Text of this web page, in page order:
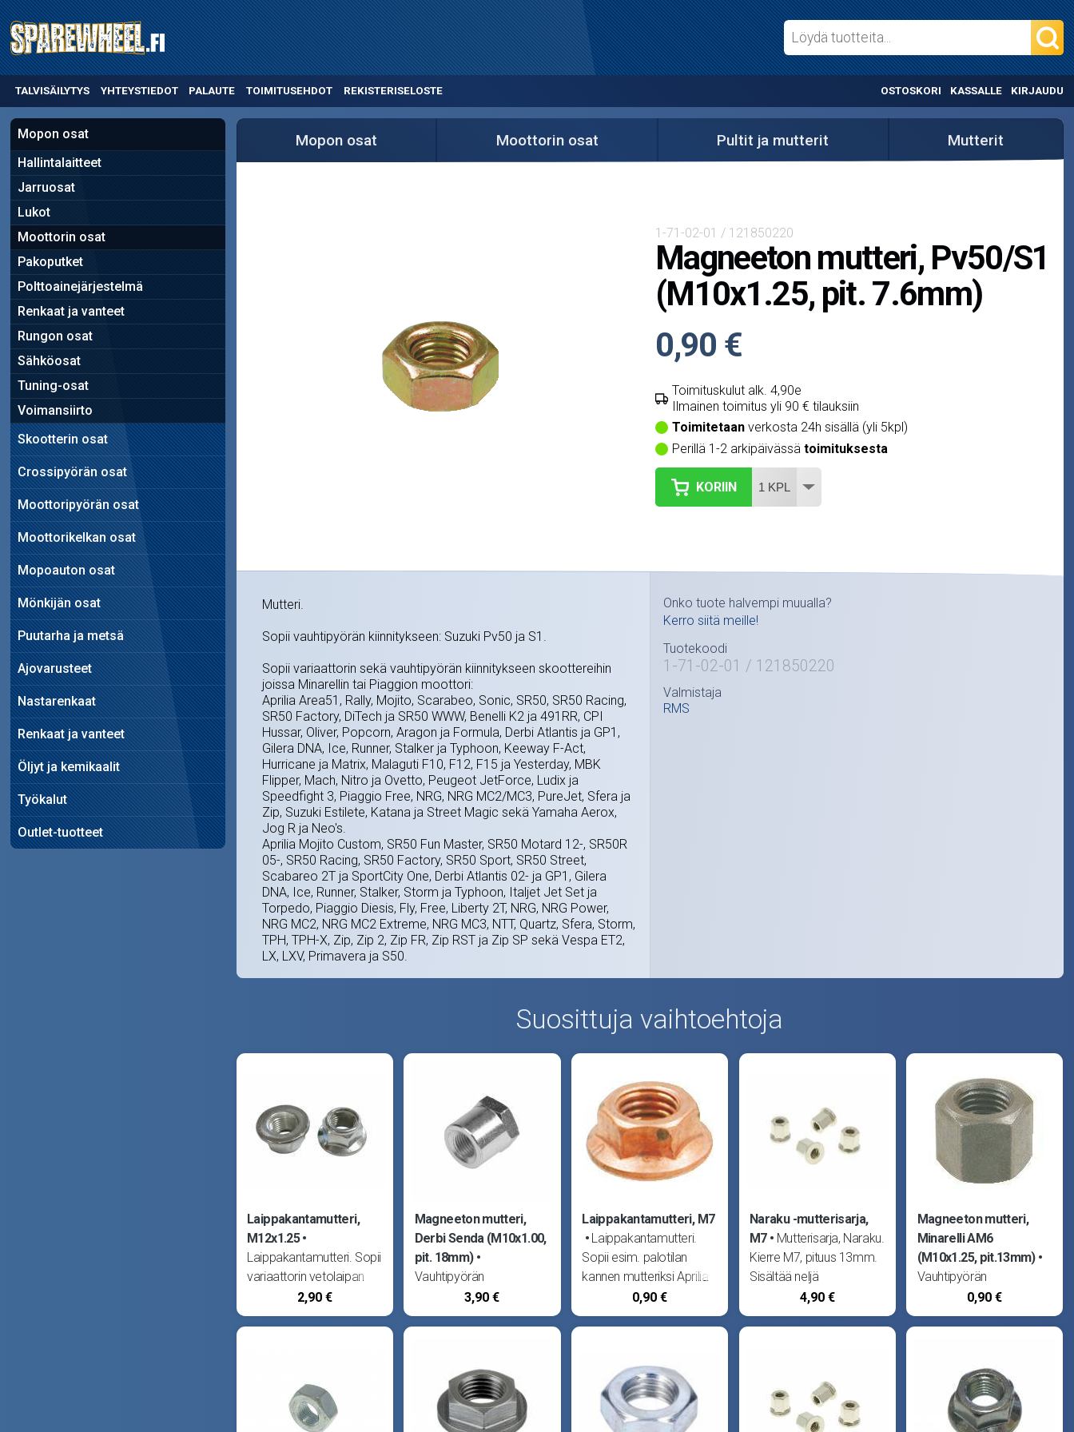
TALVISÄILYTYS YHTEYSTIEDOT PALAUTE TOIMITUSEHDOT REKISTERISELOSTE OSTOSKORI KASSALLE KIRJAUDU
Mopon osat
Hallintalaitteet
Jarruosat
Lukot
Moottorin osat
Pakoputket
Polttoainejärjestelmä
Renkaat ja vanteet
Rungon osat
Sähköosat
Tuning-osat
Voimansiirto
Skootterin osat
Crossipyörän osat
Moottoripyörän osat
Moottorikelkan osat
Mopoauton osat
Mönkijän osat
Puutarha ja metsä
Ajovarusteet
Nastarenkaat
Renkaat ja vanteet
Öljyt ja kemikaalit
Työkalut
Outlet-tuotteet
Mopon osat Moottorin osat Pultit ja mutterit Mutterit
1-71-02-01 / 121850220
Magneeton mutteri, Pv50/S1
(M10x1.25, pit. 7.6mm)
0,90 €
Toimituskulut alk. 4,90e
Ilmainen toimitus yli 90 € tilauksiin
Toimitetaanverkosta 24h sisällä (yli 5kpl)
Perillä 1-2 arkipäivässä toimituksesta
KORIIN
Mutteri.
Sopii vauhtipyörän kiinnitykseen: Suzuki Pv50 ja S1.
Sopii variaattorin sekä vauhtipyörän kiinnitykseen skoottereihin
joissa Minarellin tai Piaggion moottori:
Aprilia Area51, Rally, Mojito, Scarabeo, Sonic, SR50, SR50 Racing,
SR50 Factory, DiTech ja SR50 WWW, Benelli K2 ja 491RR, CPI
Hussar, Oliver, Popcorn, Aragon ja Formula, Derbi Atlantis ja GP1,
Gilera DNA, Ice, Runner, Stalker ja Typhoon, Keeway F-Act,
Hurricane ja Matrix, Malaguti F10, F12, F15 ja Yesterday, MBK
Flipper, Mach, Nitro ja Ovetto, Peugeot JetForce, Ludix ja
Speedfight 3, Piaggio Free, NRG, NRG MC2/MC3, PureJet, Sfera ja
Zip, Suzuki Estilete, Katana ja Street Magic sekä Yamaha Aerox,
Jog R ja Neo's.
Aprilia Mojito Custom, SR50 Fun Master, SR50 Motard 12-, SR50R
05-, SR50 Racing, SR50 Factory, SR50 Sport, SR50 Street,
Scabareo 2T ja SportCity One, Derbi Atlantis 02- ja GP1, Gilera
DNA, Ice, Runner, Stalker, Storm ja Typhoon, Italjet Jet Set ja
Torpedo, Piaggio Diesis, Fly, Free, Liberty 2T, NRG, NRG Power,
NRG MC2, NRG MC2 Extreme, NRG MC3, NTT, Quartz, Sfera, Storm,
TPH, TPH-X, Zip, Zip 2, Zip FR, Zip RST ja Zip SP sekä Vespa ET2,
LX, LXV, Primavera ja S50.
Onko tuote halvempi muualla?
Kerro siitä meille!
Tuotekoodi
1-71-02-01 / 121850220
Valmistaja
RMS
Suosittuja vaihtoehtoja
Laippakantamutteri,
M12x1.25
Laippakantamutteri. Sopii
variaattorin vetolaipan
kiinnitykseen: kiinalaiset
4T -skootterit, esim. Fude
2,90 €
Magneeton mutteri,
Derbi Senda (M10x1.00,
pit. 18mm)
Vauhtipyörän
kiinnitysmutteri. Sopii
Aprilia RS50 06-, RX50
Black Devil, DRD Extreme
10-, DRD Racing,
3,90 €
Laippakantamutteri, M7
Laippakantamutteri.
Sopii esim. palotilan
kannen mutteriksi Aprilia
RS50 06-, RX50 07- ja
SX50 07-, Bultaco Lobito,
0,90 €
Naraku -mutterisarja,
M7
Mutterisarja, Naraku.
Kierre M7, pituus 13mm.
Sisältää neljä
laippakantamutteria.
Sopii Aprilia Amico, Area
4,90 €
Magneeton mutteri,
Minarelli AM6
(M10x1.25, pit.13mm)
Vauhtipyörän
kiinnitysmutteri. Sopii
Minarelli AM6, RS50 -05,
SM, CH WSM Racing
0,90 €